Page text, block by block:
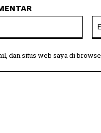
dan situs web saya di